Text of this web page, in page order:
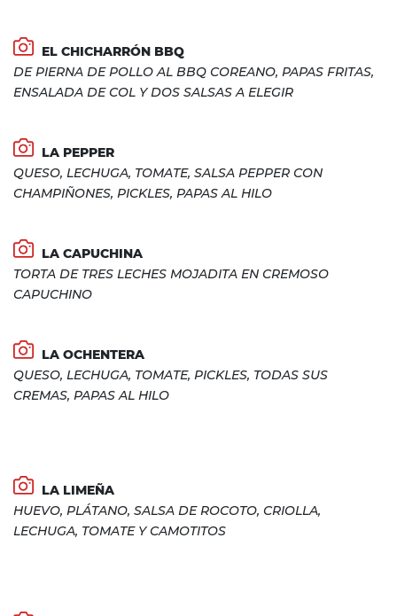
EL CHICHARRÓN BBQ
DE PIERNA DE POLLO AL BBQ COREANO, PAPAS FRITAS,
ENSALADA DE COL Y DOS SALSAS A ELEGIR
LA PEPPER
QUESO, LECHUGA, TOMATE, SALSA PEPPER CON
CHAMPIÑONES, PICKLES, PAPAS AL HILO
LA CAPUCHINA
TORTA DE TRES LECHES MOJADITA EN CREMOSO
CAPUCHINO
LA OCHENTERA
QUESO, LECHUGA, TOMATE, PICKLES, TODAS SUS
CREMAS, PAPAS AL HILO
LA LIMEÑA
HUEVO, PLÁTANO, SALSA DE ROCOTO, CRIOLLA,
LECHUGA, TOMATE Y CAMOTITOS